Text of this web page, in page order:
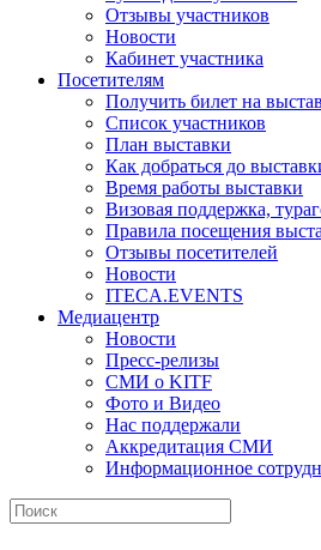
Отзывы участников
Новости
Кабинет участника
Посетителям
Получить билет на
Список участников
План выставки
Как добраться до
Время работы выставки
Визовая поддержка,
Правила посещения
Отзывы посетителей
Новости
ITECA.EVENTS
Медиацентр
Новости
Пресс-релизы
СМИ о KITF
Фото и Видео
Нас поддержали
Аккредитация СМИ
Информационное